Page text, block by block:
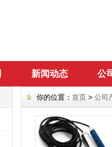
新闻动态 公
你的位置： 首页 > 公司